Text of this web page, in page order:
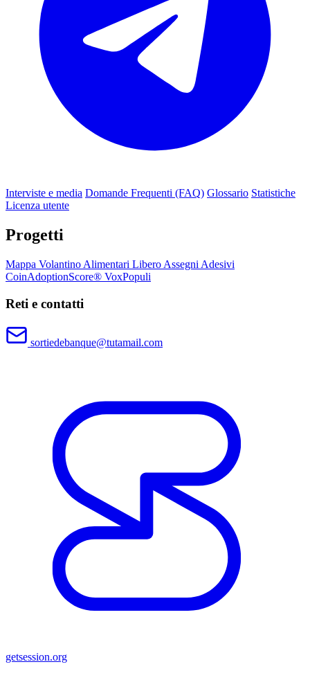
Interviste e media Domande Frequenti (FAQ) Glossario Statistiche
Licenza utente
Progetti
Mappa Volantino Alimentari Libero Assegni Adesivi
CoinAdoptionScore® VoxPopuli
Reti e contatti
sortiedebanque@tutamail.com
getsession.org